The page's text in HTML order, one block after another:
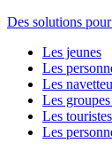
Des solutions
Les jeunes
Les
Les
Les
Les
Les